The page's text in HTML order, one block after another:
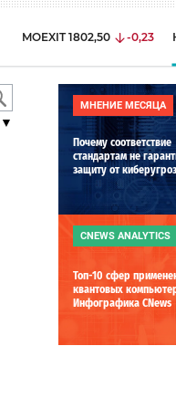
MOEXIT 1802,50 -0,23
МНЕНИЕ МЕСЯЦА
Почему соответствие
стандартам не
защиту от киберугроз
CNEWS ANALYTICS
Топ-10 сфер
квантовых
Инфографика CNews